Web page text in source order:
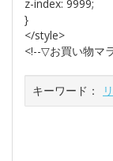
z-index: 9999;
}
</style>
<!--▽お買い物マ
キーワード：